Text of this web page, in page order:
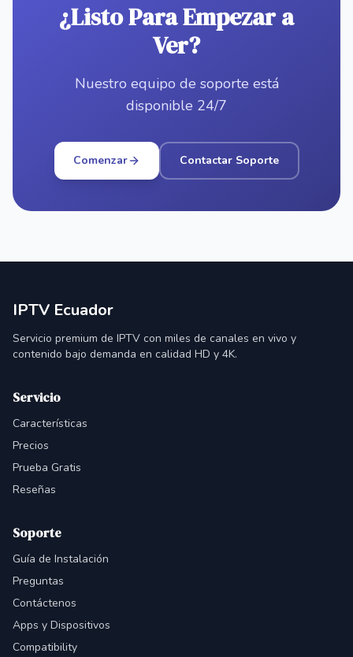
¿Listo Para Empezar a
Ver?
Nuestro equipo de soporte está
disponible 24/7
Comenzar Contactar Soporte
IPTV Ecuador
Servicio premium de IPTV con miles de canales en vivo y
contenido bajo demanda en calidad HD y 4K.
Servicio
Características
Precios
Prueba Gratis
Reseñas
Soporte
Guía de Instalación
Preguntas
Contáctenos
Apps y Dispositivos
Compatibility